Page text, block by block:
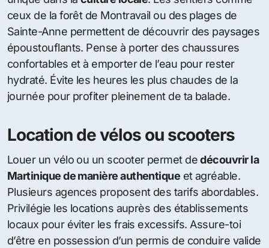
ceux de la forêt de Montravail ou des plages de
Sainte-Anne permettent de découvrir des paysages
époustouflants. Pense à porter des chaussures
confortables et à emporter de l’eau pour rester
hydraté. Évite les heures les plus chaudes de la
journée pour profiter pleinement de ta balade.
Location de vélos ou scooters
Louer un vélo ou un scooter permet dedécouvrir la
Martinique de manière authentique et agréable.
Plusieurs agences proposent des tarifs abordables.
Privilégie les locations auprès des établissements
locaux pour éviter les frais excessifs. Assure-toi
d’être en possession d’un permis de conduire valide